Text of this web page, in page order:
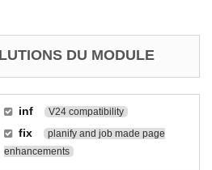
DU MODULE
inf V24 compatibility
fix
planify and job made page
enhancements